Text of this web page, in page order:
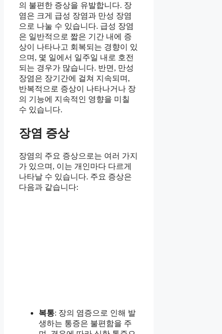
의 불편한 증상을 유발합니다. 장
염은 크게 급성 장염과 만성 장염
으로 나눌 수 있습니다. 급성 장염
은 일반적으로 짧은 기간 내에 증
상이 나타나고 회복되는 경향이 있
으며, 몇 일에서 일주일 내로 호전
되는 경우가 많습니다. 반면, 만성
장염은 장기간에 걸쳐 지속되며,
반복적으로 증상이 나타나거나 장
의 기능에 지속적인 영향을 미칠
수 있습니다.
장염 증상
장염의 주요 증상으로는 여러 가지
가 있으며, 이는 개인마다 다르게
나타날 수 있습니다. 주요 증상은
다음과 같습니다:
복통: 장의 염증으로 인해 발
생하는 통증은 불편함을 주